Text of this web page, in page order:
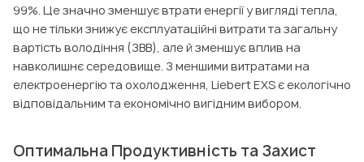
99%. Це значно зменшує втрати енергії у вигляді тепла,
що не тільки знижує експлуатаційні витрати та загальну
вартість володіння (ЗВВ), але й зменшує вплив на
навколишнє середовище. З меншими витратами на
електроенергію та охолодження, Liebert EXS є екологічно
відповідальним та економічно вигідним вибором.
Оптимальна Продуктивність та Захист